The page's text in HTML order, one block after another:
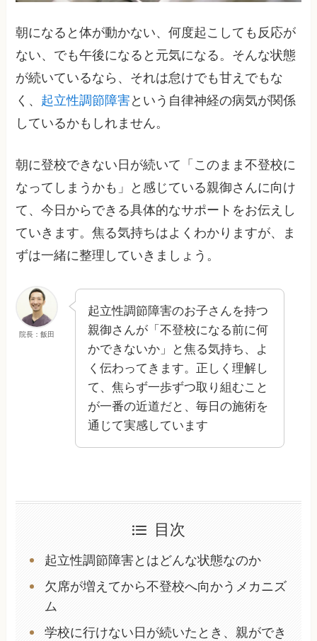
朝になると体が動かない、何度起こしても反応が
ない、でも午後になると元気になる。そんな状態
が続いているなら、それは怠けでも甘えでもな
く、 起立性調節障害という自律神経の病気が関係
しているかもしれません。
朝に登校できない日が続いて「このまま不登校に
なってしまうかも」と感じている親御さんに向け
て、今日からできる具体的なサポートをお伝えし
ていきます。焦る気持ちはよくわかりますが、ま
ずは一緒に整理していきましょう。
院長：飯田
起立性調節障害のお子さんを持つ
親御さんが「不登校になる前に何
かできないか」と焦る気持ち、よ
く伝わってきます。正しく理解し
て、焦らず一歩ずつ取り組むこと
が一番の近道だと、毎日の施術を
通じて実感しています
目次
起立性調節障害とはどんな状態なのか
欠席が増えてから不登校へ向かうメカニズ
ム
学校に行けない日が続いたとき、親ができ